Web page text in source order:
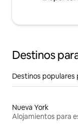
Destinos
Destinos populares
Nueva York